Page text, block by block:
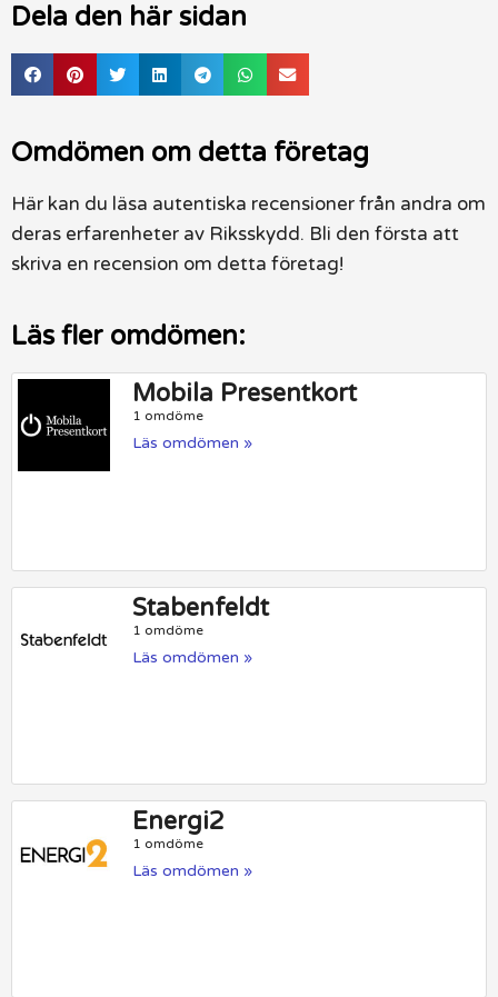
Dela den här sidan
Omdömen om detta företag
Här kan du läsa autentiska recensioner från andra om
deras erfarenheter av Riksskydd. Bli den första att
skriva en recension om detta företag!
Läs fler omdömen:
Mobila Presentkort
1 omdöme
Läs omdömen »
Stabenfeldt
1 omdöme
Läs omdömen »
Energi2
1 omdöme
Läs omdömen »